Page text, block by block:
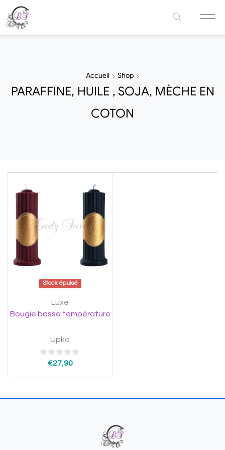
Accueil Shop
PARAFFINE, HUILE , SOJA, MÈCHE EN
COTON
Stock épuisé
Luxe
Bougie basse température
Upko
€27,90